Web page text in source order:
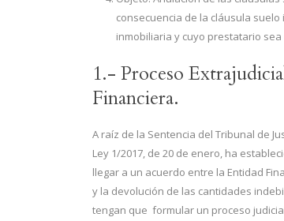
consecuencia de la cláusula
inmobiliaria y cuyo prestatario
1.- Proceso
Financiera.
A raíz de la Sentencia del Tribunal de
Ley 1/2017, de 20 de enero, ha
llegar a un acuerdo entre la Entidad
y la devolución de las cantidades
tengan que formular un proceso